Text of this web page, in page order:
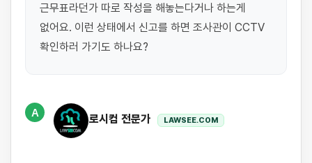
근무표라던가 따로 작성을 해놓는다거나 하는게
없어요. 이런 상태에서 신고를 하면 조사관이 CCTV
확인하러 가기도 하나요?
A
로시컴 전문가 LAWSEE.COM